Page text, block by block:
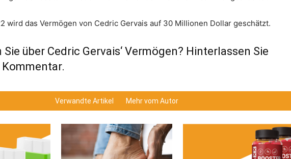
wird das Vermögen von Cedric Gervais auf 30 Millionen Dollar geschätzt.
über Cedric Gervais‘ Vermögen? Hinterlassen Sie
Verwandte Artikel Mehr vom Autor